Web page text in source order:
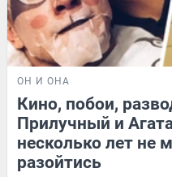
ОН И ОНА
Кино, побои,
Прилучный и
несколько лет не
разойтись